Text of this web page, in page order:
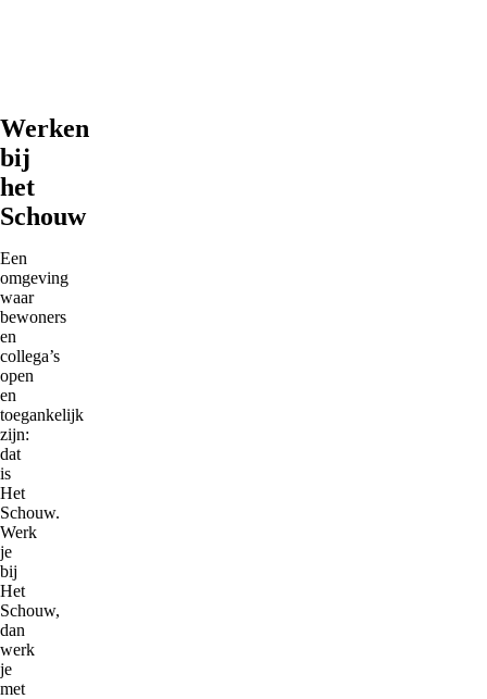
Werken
bij
het
Schouw
Een
omgeving
waar
bewoners
en
collega’s
open
en
toegankelijk
zijn:
dat
is
Het
Schouw.
Werk
je
bij
Het
Schouw,
dan
werk
je
met